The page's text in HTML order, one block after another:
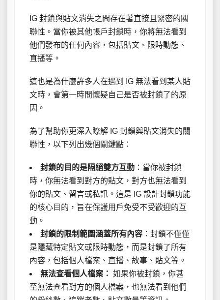
IG 封鎖與貼文消失之間存在著直接且緊密的關
聯性。當你被其他帳戶封鎖時，你將無法看到
他們發布的任何內容，包括貼文、限時動態、
直播等。
這也是為什麼許多人在遇到 IG 無法看到某人貼
文時，會第一時間懷疑自己是否被封鎖了的原
因。
為了幫助你更深入瞭解 IG 封鎖與貼文消失的關
聯性，以下列出幾個關鍵點：
封鎖的目的是隔絕雙方互動 ：當你被封鎖
時，你無法看到對方的貼文，對方也無法看到
你的貼文、留言或私訊。這是 IG 設計封鎖功能
的核心目的，旨在保護用戶免受不受歡迎的互
動。
封鎖的限制範圍涵蓋所有內容 ：封鎖不僅僅
是隱藏特定貼文或限時動態，而是封鎖了所有
內容，包括個人檔案、直播、故事、貼文等。
無法查看個人檔案： 如果你被封鎖，你甚
至無法查看對方的個人檔案，也無法看到他們